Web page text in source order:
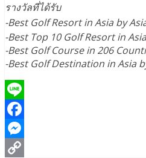
รางวัลที่ได้รับ
-Best Golf Resort in Asia by
-Best Top 10 Golf Resort in
-Best Golf Course in 206
-Best Golf Destination in Asia
Line
Facebook
Messenger